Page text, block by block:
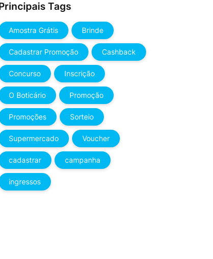
Tags
Amostra Grátis Brinde
Cadastrar Promoção Cashback
Concurso Inscrição
O Boticário Promoção
Promoções Sorteio
Supermercado Voucher
cadastrar campanha
ingressos